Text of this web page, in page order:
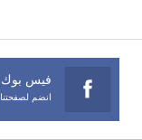
فيس بوك
انضم لصفحتنا